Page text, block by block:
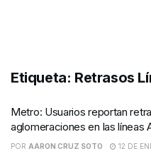
Etiqueta: Retrasos
Metro: Usuarios reportan
aglomeraciones en las líneas
POR AARON CRUZ SOTO 12 DE